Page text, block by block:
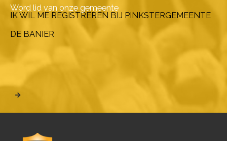
Word lid van onze gemeente
IK WIL ME REGISTREREN BIJ PINKSTERGEMEENTE
DE BANIER